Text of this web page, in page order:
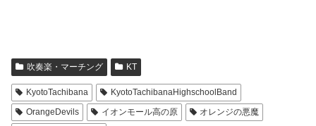
吹奏楽・マーチング KT
KyotoTachibana
KyotoTachibanaHighschoolBand
OrangeDevils
イオンモール高の原
オレンジの悪魔